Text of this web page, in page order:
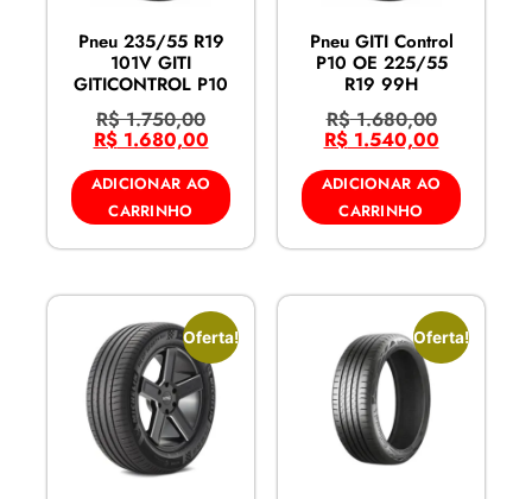
Pneu 235/55 R19
101V GITI
GITICONTROL P10
R$1.750,00
R$1.680,00
ADICIONAR AO
CARRINHO
Pneu GITI Control
P10 OE 225/55
R19 99H
R$1.680,00
R$1.540,00
ADICIONAR AO
CARRINHO
Oferta! Oferta!